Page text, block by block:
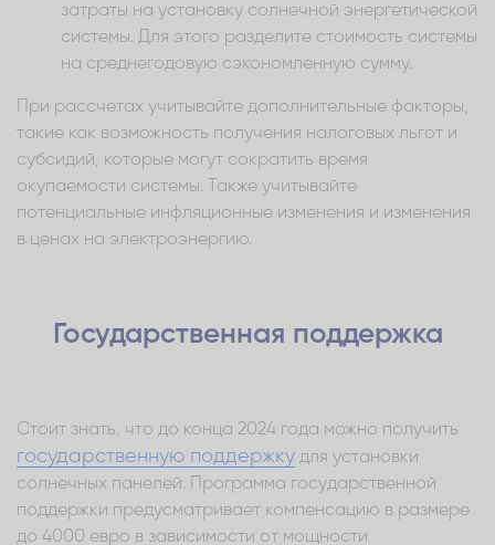
затраты на установку солнечной энергетической
системы. Для этого разделите стоимость системы
на среднегодовую сэкономленную сумму.
При рассчетах учитывайте дополнительные факторы,
такие как возможность получения налоговых льгот и
субсидий, которые могут сократить время
окупаемости системы. Также учитывайте
потенциальные инфляционные изменения и изменения
в ценах на электроэнергию.
Государственная поддержка
Стоит знать, что до конца 2024 года можно получить
государственную поддержку для установки
солнечных панелей. Программа государственной
поддержки предусматривает компенсацию в размере
до 4000 евро в зависимости от мощности